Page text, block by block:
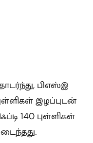
பிஎஸ்இ
இழப்புடன்
140 புள்ளிகள்